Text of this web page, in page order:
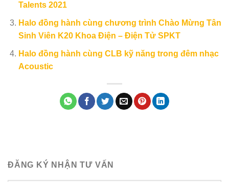
Talents 2021
Halo đồng hành cùng chương trình Chào Mừng Tân
Sinh Viên K20 Khoa Điện – Điện Tử SPKT
Halo đồng hành cùng CLB kỹ năng trong đêm nhạc
Acoustic
ĐĂNG KÝ NHẬN TƯ VẤN